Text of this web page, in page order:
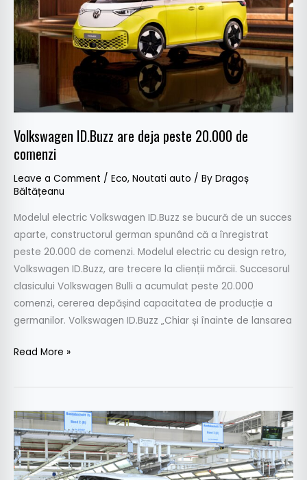
Volkswagen ID.Buzz are deja peste 20.000 de
comenzi
Leave a Comment / Eco, Noutati auto / By Dragoș
Băltățeanu
Modelul electric Volkswagen ID.Buzz se bucură de un succes
aparte, constructorul german spunând că a înregistrat
peste 20.000 de comenzi. Modelul electric cu design retro,
Volkswagen ID.Buzz, are trecere la clienții mărcii. Succesorul
clasicului Volkswagen Bulli a acumulat peste 20.000
comenzi, cererea depășind capacitatea de producție a
germanilor. Volkswagen ID.Buzz „Chiar și înainte de lansarea
20.000
de
comenzi
Read More »
Volkswagen
ID.Buzz
a
intrat